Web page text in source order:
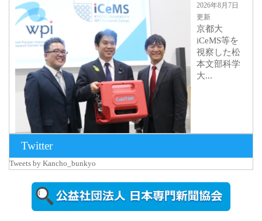
2026年8月7日
更新
京都大
iCeMS等を
視察した松
本文部科学
大...
2026年8月5日
更新
農工大で大
Twitter
Tweets by Kancho_bunkyo